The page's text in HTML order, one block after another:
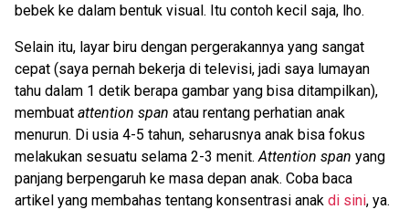
bebek ke dalam bentuk visual. Itu contoh kecil saja, lho.
Selain itu, layar biru dengan pergerakannya yang sangat
cepat (saya pernah bekerja di televisi, jadi saya lumayan
tahu dalam 1 detik berapa gambar yang bisa ditampilkan),
membuat attention span atau rentang perhatian anak
menurun. Di usia 4-5 tahun, seharusnya anak bisa fokus
melakukan sesuatu selama 2-3 menit. Attention span yang
panjang berpengaruh ke masa depan anak. Coba baca
artikel yang membahas tentang konsentrasi anak di sini, ya.